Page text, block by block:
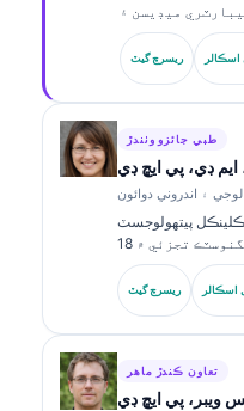
ميڊيسن ۽
AI-سهائتا ڪيل ڪلينڪل تجزيي ۾ 15 سالن کان وڌيڪ جو
تجربو آهي. Kantesti AI ۾ چيف ميڊيڪل آفيسر جي حيثيت ۾،
طبي درستگي بابت
ريسرچ گيٽ اسڪالر
طبي جائزو وٺندڙ
ڊي، پي ايڇ ڊي
۽ اندروني دوائون
پيتھولوجسٽ
آهن، جن کي ليبارٽري ميڊيسن ۽ ڊائگنوسٽڪ تجزئي ۾ 18
ڪلينڪل ڪيمسٽري
مشق ۾ بائيو مارڪر
تحقيقي ڪم شايع ڪيا
ريسرچ گيٽ اسڪالر
تعاون ڪندڙ ماهر
ويبر، پي ايڇ ڊي